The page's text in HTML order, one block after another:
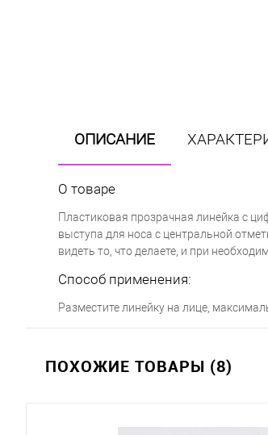
ОПИСАНИЕ
О товаре
Пластиковая прозрачная линейка с
выступа для носа с центральной
видеть то, что делаете, и при
Способ применения:
Разместите линейку на лице,
ПОХОЖИЕ ТОВАРЫ (8)